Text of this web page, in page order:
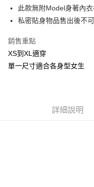
匯豐（台灣）商業銀行
聯邦商業銀行
元大商業銀行
台新國際商業銀行
台灣樂天信用卡公司
街口支付
AFTEE先享後付
相關說明
【關於「AFTEE先享後付」】
２．便利：只要手機號碼，簡
３．安心：先確認商品／服務
結帳頁面，進行簡訊認證並確
此款無附Model身著內
私密貼身物品售出後不
銷售重點
XS到XL適穿
單一尺寸適合各身型女生
詳細說明